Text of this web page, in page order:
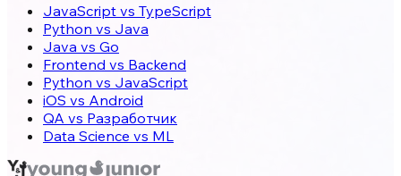
JavaScript vs TypeScript
Python vs Java
Java vs Go
Frontend vs Backend
Python vs JavaScript
iOS vs Android
QA vs Разработчик
Data Science vs ML